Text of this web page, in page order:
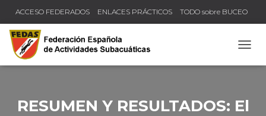
ACCESO FEDERADOS ENLACES PRÁCTICOS TODO sobre BUCEO
COMPRUEBA TU TÍTULO Y LICENCIA
RESUMEN Y RESULTADOS: El